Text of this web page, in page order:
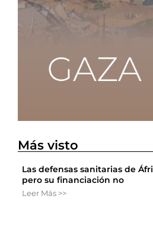
Más visto
Las defensas sanitarias de
pero su financiación no
Leer Más >>